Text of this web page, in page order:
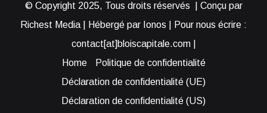
© Copyright 2025, Tous droits réservés | Conçu par
Richest Media | Hébergé par Ionos | Pour nous écrire :
contact[at]bloiscapitale.com |
Home
Politique de confidentialité
Déclaration de confidentialité (UE)
Déclaration de confidentialité (US)